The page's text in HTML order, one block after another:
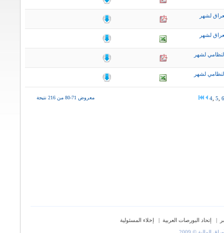
لشهر
لشهر
لشهر
لشهر
معروض 71-80 من 216 نتيجة 4 5 6
| إتحاد البورصات العربية |
إخلاء المسئولية